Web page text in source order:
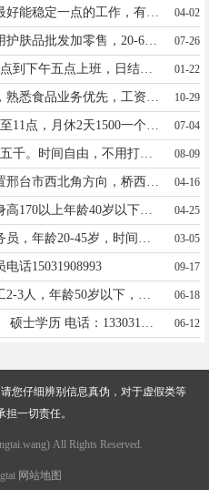
男，求职，求一份工作，最好能稳定一点的工作，有意请联系，联系电话15131337305 04-02
招聘主播，销售人员，日用护肤品批发加零售，20-60岁，免费教直播，教带货，学会在家就能做 07-26
日工，工资100～200，早9点到下午五点上班，日结，18周岁以上，男女不限。13700395169 01-22
10-29
07-04
招兼职营销精英5名，待遇五千。时间自由，不用打卡。有家电和商场服务，保险经验优先。电话:18103392220 08-09
04-16
桥东某物业招聘保安员，身高170以上年龄40岁以下，工资4500，每日餐补，每月4-5天公休，17320886378 04-25
03-05
话15031908993 09-17
06-18
06-12
您仔细辨别信息真伪，对于虚假类等
一切责任。
All Rights Reserved.
网站地图